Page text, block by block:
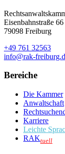
Eisenbahnstraße 66
79098 Freiburg
+49 761 32563
info@rak-
Bereiche
Die Kammer
Anwaltschaft
Karriere
Leichte
RAKtuell